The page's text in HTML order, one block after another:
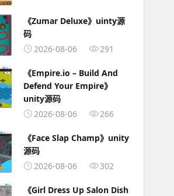
《Zumar Deluxe》uinty源
码
2026-08-06
291
《Empire.io – Build And
Defend Your Empire》
unity源码
2026-08-06
266
《Face Slap Champ》unity
源码
2026-08-06
302
《Girl Dress Up Salon Dish